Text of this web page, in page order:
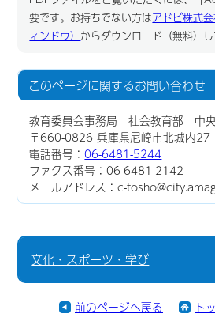
要です。お持ちでない方はアドビ株式
ィンドウ） からダウンロード（無料）し
このページに関するお問い合わせ
教育委員会事務局 社会教育部 中
〒660-0826 兵庫県尼崎市北城内27
電話番号：06-6481-5244
ファクス番号：06-6481-2142
メールアドレス：c-
文化・スポーツ・学び
前のページへ戻る ト